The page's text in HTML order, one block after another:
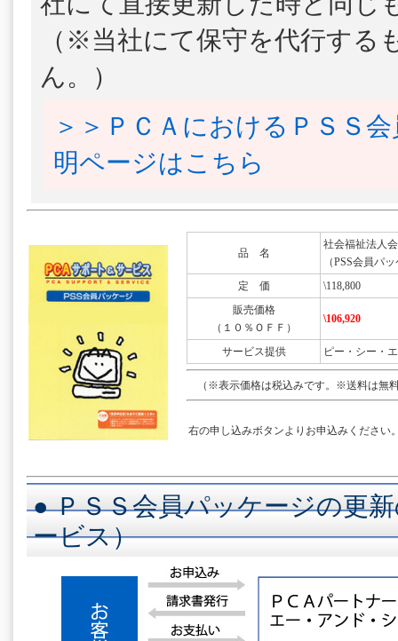
（※当社にて保守を代行する
ん。）
＞＞ＰＣＡにおけるＰＳＳ
明ページはこちら
品 名
社会福祉法人
（PSS会員パ
定 価
\118,800
販売価格
（１０％ＯＦＦ）
\106,920
サービス提供 ピー・シー・
（※表示価格は税込みです。※送料は無
右の申し込みボタンよりお申込みください
● ＰＳＳ会員パッケージの更
ービス）